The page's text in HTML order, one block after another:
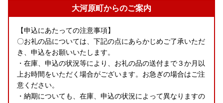
大河原町からのご案内
【申込にあたっての注意事項】
〇お礼の品については、下記の点にあらかじめご了承いただ
き、申込をお願いいたします。
・在庫、申込の状況等により、お礼の品の送付まで３か月以
上お時間をいただく場合がございます。お急ぎの場合はご注
意ください。
・納期についても、在庫、申込の状況によって異なりますの